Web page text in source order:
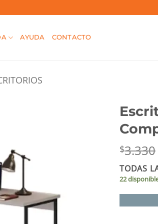
AYUDA CONTACTO
$3.330
TODAS
22